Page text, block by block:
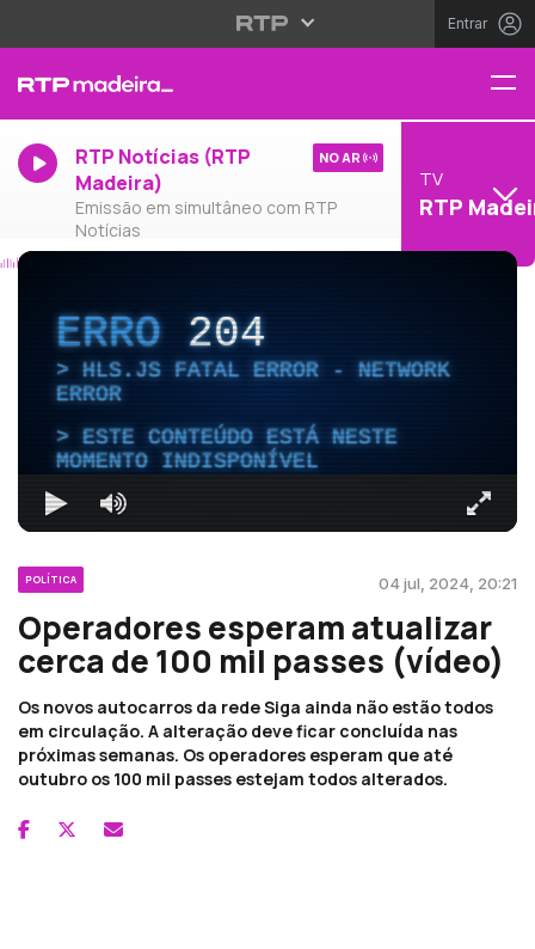
Entrar
RTP Notícias (RTP
Madeira)
Emissão em simultâneo com RTP
Notícias
NO AR
TV
RTP
ERRO204
HLS.JS FATAL ERROR - NETWORK
ERROR
ESTE CONTEÚDO ESTÁ NESTE
MOMENTO INDISPONÍVEL
POLÍTICA 04 jul, 2024, 20:21
Operadores esperam atualizar
cerca de 100 mil passes (vídeo)
Os novos autocarros da rede Siga ainda não estão todos
em circulação. A alteração deve ficar concluída nas
próximas semanas. Os operadores esperam que até
outubro os 100 mil passes estejam todos alterados.